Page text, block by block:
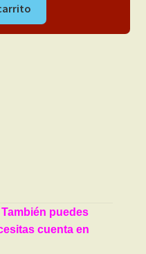
puedes
cuenta en